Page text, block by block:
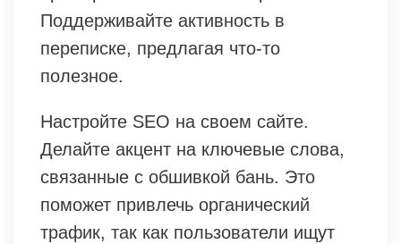
Поддерживайте активность в
переписке, предлагая что-то
полезное.
Настройте SEO на своем сайте.
Делайте акцент на ключевые слова,
связанные с обшивкой бань. Это
поможет привлечь органический
трафик, так как пользователи ищут